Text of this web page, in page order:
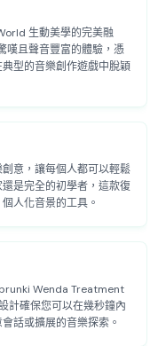
生動美學的完美融
嘆且聲音豐富的體驗，憑
型的音樂創作遊戲中脫穎
意，讓每個人都可以輕鬆
是完全的初學者，這款復
人化音景的工具。
Wenda Treatment
計確保您可以在幾秒鐘內
話或擴展的音樂探索。